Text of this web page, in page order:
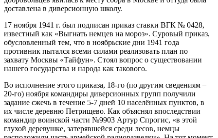
доставлена в диверсионную школу.
17 ноября 1941 г. был подписан приказ ставки ВГК № 0428,
известный как «Выгнать немцев на мороз». Суровый приказ,
обусловленный тем, что в ноябрьские дни 1941 года
противник пытался всеми силами реализовать план по
захвату Москвы «Тайфун». Стоял вопрос о существовании
нашего государства и народа как такового.
Во исполнение этого приказа, 18-го (по другим сведениям –
20-го) ноября командиры диверсионных групп получили
задание сжечь в течение 5-7 дней 10 населённых пунктов, в
их числе деревню Петрищево. Как объяснял впоследствии
командир воинской части №9903 Артур Спрогис, «в этой
глухой деревушке, затерявшейся среди лесов, немцы